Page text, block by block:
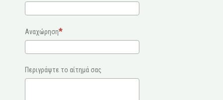
Αναχώρηση
Περιγράψτε το αίτημά σας